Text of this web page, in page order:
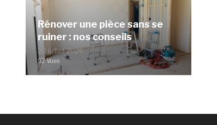
Rénover une pièce sans se
ruiner : nos conseils
20 juillet 2026
92 Vues